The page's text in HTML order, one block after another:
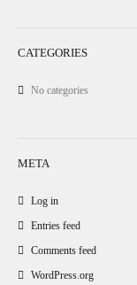
CATEGORIES
No categories
META
Log in
Entries feed
Comments feed
WordPress.org